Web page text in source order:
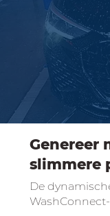
Genereer
slimmere
De